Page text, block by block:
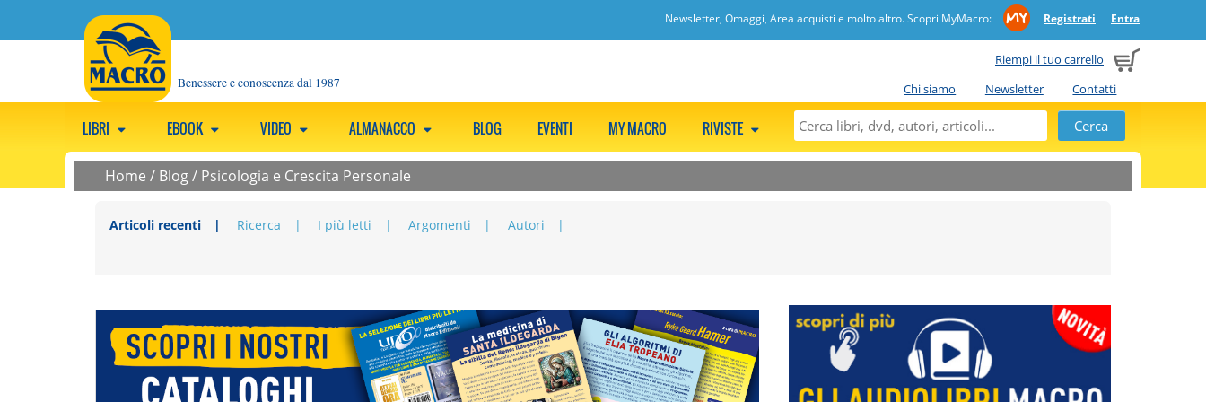
Newsletter, Omaggi, Area acquisti e molto altro. Scopri MyMacro: Registrati Entra
Riempi il tuo carrello
Chi siamo
Newsletter Contatti
Benessere e conoscenza dal 1987
LIBRI EBOOK VIDEO ALMANACCO BLOG EVENTI MY MACRO RIVISTE
Home / Blog/ Psicologia e Crescita Personale
Articoli recenti Ricerca I più letti Argomenti Autori